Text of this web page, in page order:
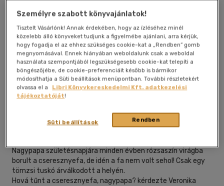
Kívánságlistához adom Megosztom
Harmat Kiadói Alapítvány|
magyar nyelvű
Nagypapa születésnapjára minden évben rózsaszín virágba
borult a cseresznyefa, de idén a fa nem volt sehol! Csak egy
tömzsi tuskó árválkodott a helyén.
Hová tűnt a cseresznyefa, nagypapa? kérdezte Veronika
Személyre szabott könyvajánlatok!
Tisztelt Vásárlónk! Annak érdekében, hogy az ízléséhez minél
közelebb álló könyveket tudjunk a figyelmébe ajánlani, arra kérjük,
hogy fogadja el az ehhez szükséges cookie-kat a „Rendben” gomb
megnyomásával. Ennek hiányában weboldalunk csak a weboldal
használata szempontjából legszükségesebb cookie-kat telepíti a
böngészőjébe, de cookie-preferenciáit később is bármikor
módosíthatja a Süti beállítások menüpontban. További részletekért
olvassa el a
Libri Könyvkereskedelmi Kft. adatkezelési
tájékoztatóját!
Rendben
Süti beállítások